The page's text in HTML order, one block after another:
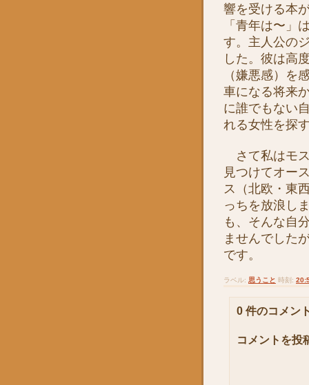
響を受ける本
「青年は〜」
す。主人公の
した。彼は高
（嫌悪感）を
車になる将来
に誰でもない
れる女性を探
さて私はモ
見つけてオー
ス（北欧・東
っちを放浪し
も、そんな自
ませんでした
です。
ラベル: 思うこと 時刻:
0 件のコメン
コメントを投